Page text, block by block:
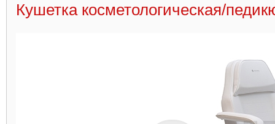
Кушетка косметологическая/